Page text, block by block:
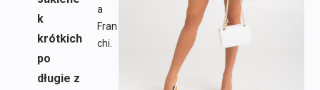
a
Fran
chi.
k
krótkich
po
długie z